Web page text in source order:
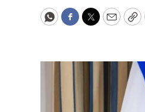
WhatsApp
Facebook
Twitter
Email